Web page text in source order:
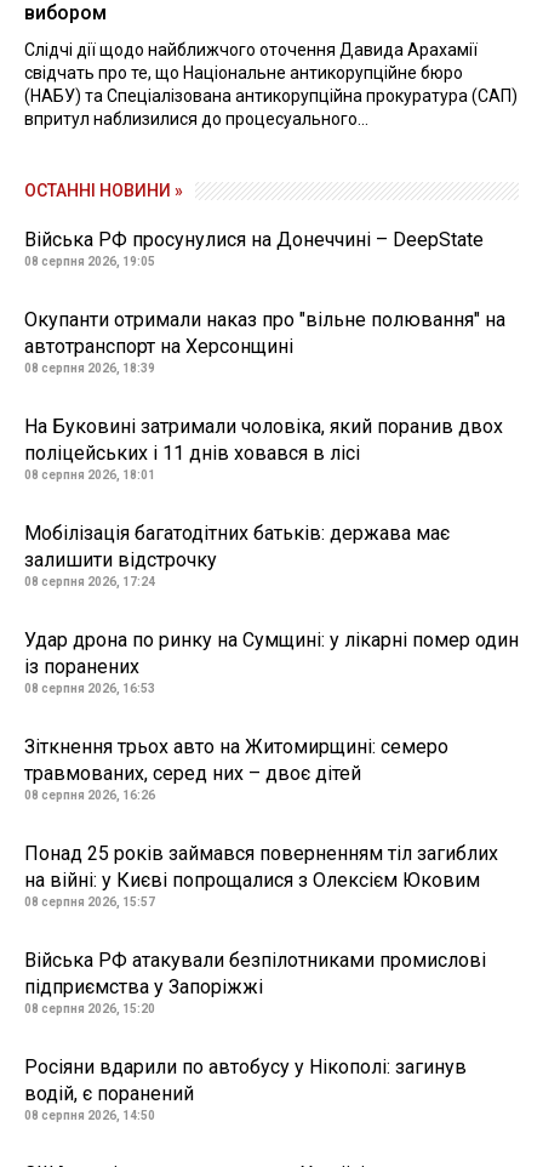
вибором
Слідчі дії щодо найближчого оточення Давида Арахамії
свідчать про те, що Національне антикорупційне бюро
(НАБУ) та Спеціалізована антикорупційна прокуратура (САП)
впритул наблизилися до процесуального...
ОСТАННІ НОВИНИ »
Війська РФ просунулися на Донеччині – DeepState
08 серпня 2026, 19:05
Окупанти отримали наказ про "вільне полювання" на
автотранспорт на Херсонщині
08 серпня 2026, 18:39
На Буковині затримали чоловіка, який поранив двох
поліцейських і 11 днів ховався в лісі
08 серпня 2026, 18:01
Мобілізація багатодітних батьків: держава має
залишити відстрочку
08 серпня 2026, 17:24
Удар дрона по ринку на Сумщині: у лікарні помер один
із поранених
08 серпня 2026, 16:53
Зіткнення трьох авто на Житомирщині: семеро
травмованих, серед них – двоє дітей
08 серпня 2026, 16:26
Понад 25 років займався поверненням тіл загиблих
на війні: у Києві попрощалися з Олексієм Юковим
08 серпня 2026, 15:57
Війська РФ атакували безпілотниками промислові
підприємства у Запоріжжі
08 серпня 2026, 15:20
Росіяни вдарили по автобусу у Нікополі: загинув
водій, є поранений
08 серпня 2026, 14:50